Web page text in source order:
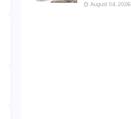
August 04, 2026